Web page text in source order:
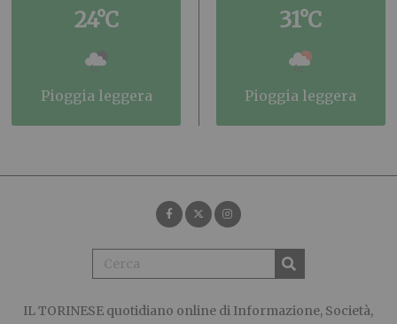
24°C
pioggia leggera
31°C
pioggia leggera
IL TORINESE quotidiano online di Informazione, Società,